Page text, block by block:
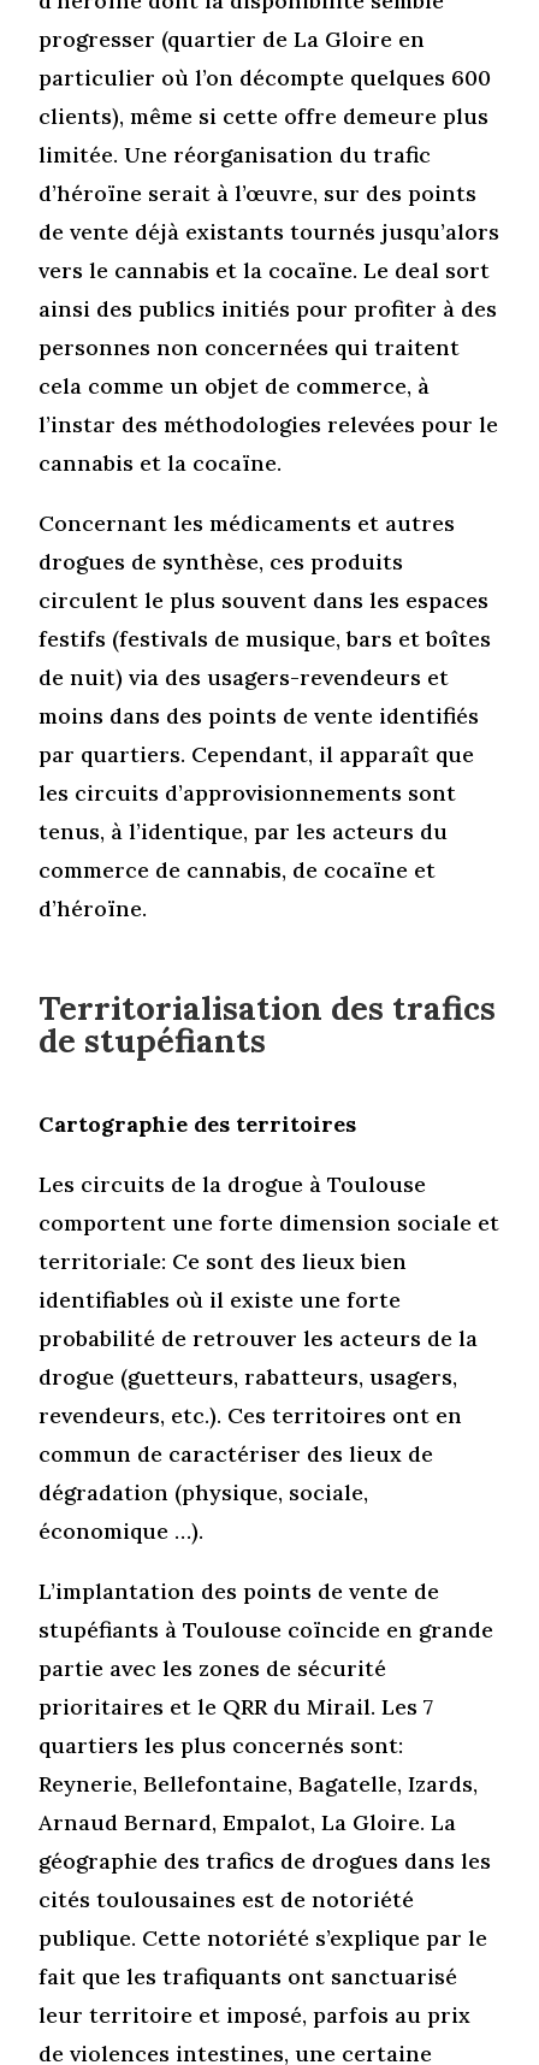
progresser (quartier de La Gloire en
particulier où l’on décompte quelques 600
clients), même si cette offre demeure plus
limitée. Une réorganisation du trafic
d’héroïne serait à l’œuvre, sur des points
de vente déjà existants tournés jusqu’alors
vers le cannabis et la cocaïne. Le deal sort
ainsi des publics initiés pour profiter à des
personnes non concernées qui traitent
cela comme un objet de commerce, à
l’instar des méthodologies relevées pour le
cannabis et la cocaïne.
Concernant les médicaments et autres
drogues de synthèse, ces produits
circulent le plus souvent dans les espaces
festifs (festivals de musique, bars et boîtes
de nuit) via des usagers-revendeurs et
moins dans des points de vente identifiés
par quartiers. Cependant, il apparaît que
les circuits d’approvisionnements sont
tenus, à l’identique, par les acteurs du
commerce de cannabis, de cocaïne et
d’héroïne.
Territorialisation des trafics
de stupéfiants
Cartographie des territoires
Les circuits de la drogue à Toulouse
comportent une forte dimension sociale et
territoriale: Ce sont des lieux bien
identifiables où il existe une forte
probabilité de retrouver les acteurs de la
drogue (guetteurs, rabatteurs, usagers,
revendeurs, etc.). Ces territoires ont en
commun de caractériser des lieux de
dégradation (physique, sociale,
économique …).
L’implantation des points de vente de
stupéfiants à Toulouse coïncide en grande
partie avec les zones de sécurité
prioritaires et le QRR du Mirail. Les 7
quartiers les plus concernés sont:
Reynerie, Bellefontaine, Bagatelle, Izards,
Arnaud Bernard, Empalot, La Gloire. La
géographie des trafics de drogues dans les
cités toulousaines est de notoriété
publique. Cette notoriété s’explique par le
fait que les trafiquants ont sanctuarisé
leur territoire et imposé, parfois au prix
de violences intestines, une certaine